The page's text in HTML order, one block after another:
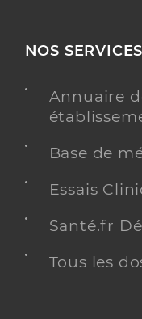
NOS SERVICES
Annuaire
Base de
Essais
Santé.fr
Tous les